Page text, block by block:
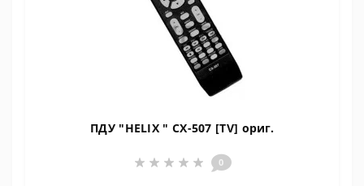
ПДУ "HELIX " CX-507 [TV] ориг.
0